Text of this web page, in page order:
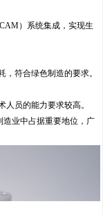
）系统集成，实现生
符合绿色制造的要求。
员的能力要求较高。
造业中占据重要地位，广